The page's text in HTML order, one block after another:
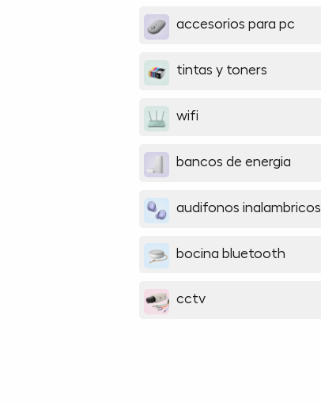
accesorios para pc
tintas y toners
wifi
bancos de energia
audifonos inalambricos
bocina bluetooth
cctv